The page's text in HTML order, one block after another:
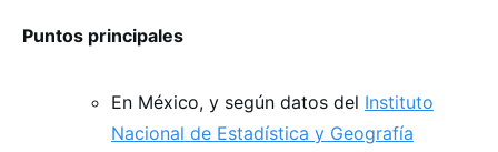
Puntos principales
En México, y según datos del Instituto
Nacional de Estadística y Geografía